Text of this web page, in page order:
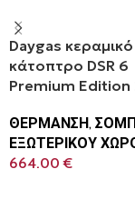
Daygas κεραμικό
κάτοπτρο DSR 6
Premium Edition
ΘΕΡΜΑΝΣΗ,
ΕΞΩΤΕΡΙΚΟΥ
664.00€